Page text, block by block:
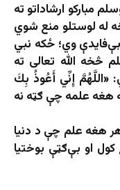
مبارکو ارشاداتو ته
له لوستلو منع شوي
وي؛ ځکه نبي
څخه الله تعالی ته
«اللَّهُمَّ إِنِّي أَعُوذُ بِكَ
له هغه علمه چې ګټه نه
هغه علم چې د دنیا
او بې‌ګټې بوختیا